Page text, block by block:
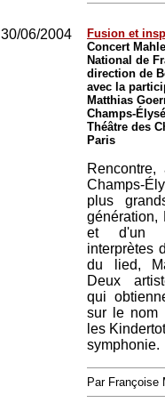
30/06/2004
Fusion et
Concert
National de
direction de
avec la
Matthias
Champs-
Théâtre des
Paris
Champs-
plus
génération,
et d'un
interprètes
du lied,
Deux
qui
sur le nom
les
symphonie.
Par Françoise